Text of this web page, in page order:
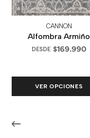
CANNON
Alfombra Armiño
DESDE $169.990
VER OPCIONES